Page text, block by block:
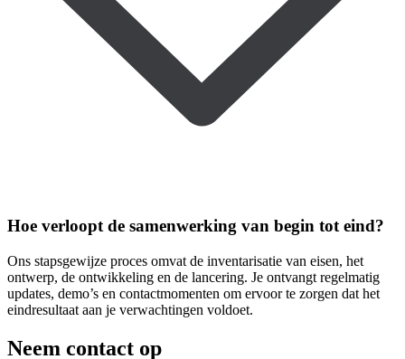
Hoe verloopt de samenwerking van begin tot eind?
Ons stapsgewijze proces omvat de inventarisatie van eisen, het
ontwerp, de ontwikkeling en de lancering. Je ontvangt regelmatig
updates, demo’s en contactmomenten om ervoor te zorgen dat het
eindresultaat aan je verwachtingen voldoet.
Neem contact op